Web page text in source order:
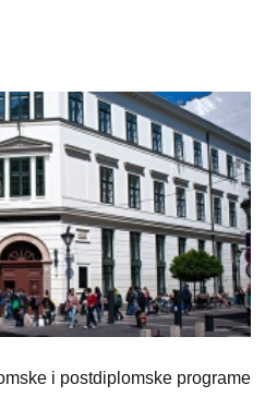
i postdiplomske programe